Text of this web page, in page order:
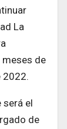
La
meses de
2022.
será el
de